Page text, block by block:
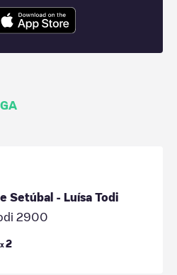
Setúbal - Luísa Todi
2900
x 2